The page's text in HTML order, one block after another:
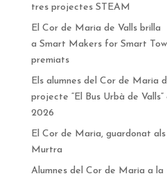
tres projectes STEAM
El Cor de Maria de Valls brilla
a Smart Makers for Smart
premiats
Els alumnes del Cor de Maria
projecte “El Bus Urbà de
2026
El Cor de Maria, guardonat
Murtra
Alumnes del Cor de Maria a